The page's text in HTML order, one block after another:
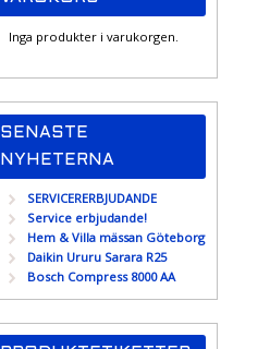
Inga produkter i varukorgen.
SENASTE
NYHETERNA
SERVICERERBJUDANDE
Service erbjudande!
Hem & Villa mässan Göteborg
Daikin Ururu Sarara R25
Bosch Compress 8000 AA